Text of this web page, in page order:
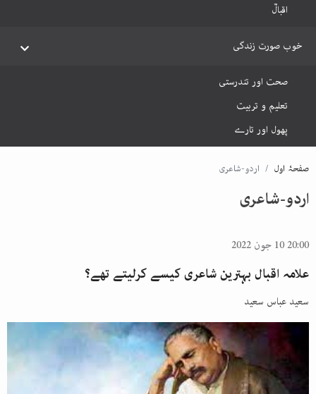
اقبالؒ
خوب صورت زندگی
صحت اور تندرستی
تعلیم و تربیت
پھول اور تارے
صفحۂ اول اردو-شاعری
اردو-شاعری
20:00 10 جون 2022
علامہ اقبال بہترین شاعری کیسے کرلیتے تھے؟
سعید عباس سعید